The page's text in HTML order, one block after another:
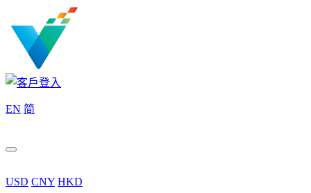
EN 简
USD CNY HKD